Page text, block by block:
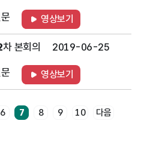
영상보기
차 본회의 2019-06-25
영상보기
6 7 8 9 10 다음